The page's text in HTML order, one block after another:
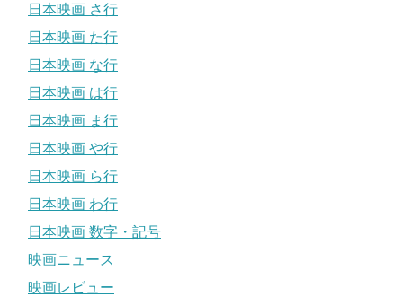
日本映画 さ行
日本映画 た行
日本映画 な行
日本映画 は行
日本映画 ま行
日本映画 や行
日本映画 ら行
日本映画 わ行
日本映画 数字・記号
映画ニュース
映画レビュー